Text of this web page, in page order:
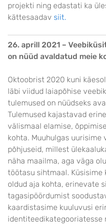
projekti ning edastati ka
kättesaadav siit.
26. aprill 2021 –
on nüüd avaldatud meie
Oktoobrist 2020 kuni
läbi viidud laiapõhise
tulemused on nüüdseks
Tulemused kajastavad
välismaal elamise,
kohta. Muuhulgas uurisime
põhjuseid, millest
näha maailma, aga väga
töötasu sihtmaal.
oldud aja kohta, erinevate
tagasipöördumist
kaardistasime kuuluvusi
identiteedikategooriatesse